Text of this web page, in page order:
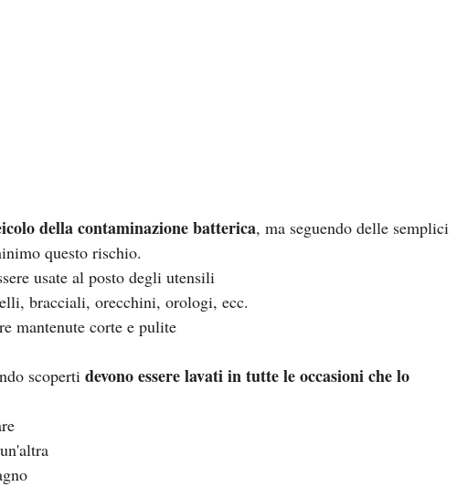
della contaminazione batterica, ma seguendo delle semplici
questo rischio.
usate al posto degli utensili
bracciali, orecchini, orologi, ecc.
mantenute corte e pulite
scoperti devono essere lavati in tutte le occasioni che lo